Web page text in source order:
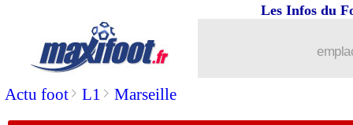
Actu foot> L1 > Marseille
Les Infos du
: Neymar-Mbappé, Tuchel
23/05 Lyon: Morel sur le départ